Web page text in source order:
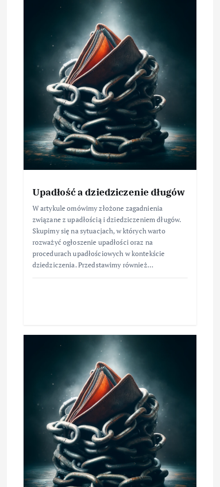
Upadłość a dziedziczenie długów
W artykule omówimy złożone zagadnienia
związane z upadłością i dziedziczeniem długów.
Skupimy się na sytuacjach, w których warto
rozważyć ogłoszenie upadłości oraz na
procedurach upadłościowych w kontekście
dziedziczenia. Przedstawimy również…